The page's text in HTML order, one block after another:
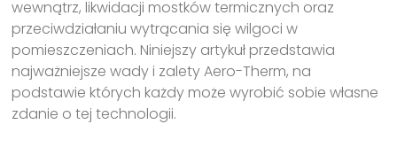
wewnątrz, likwidacji mostków termicznych oraz
przeciwdziałaniu wytrącania się wilgoci w
pomieszczeniach. Niniejszy artykuł przedstawia
najważniejsze wady i zalety Aero-Therm, na
podstawie których każdy może wyrobić sobie własne
zdanie o tej technologii.